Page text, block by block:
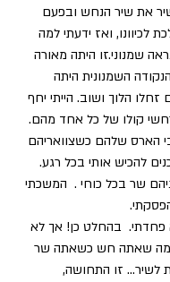
את שיר הנחש ובפעם
לכיוונו, ואז ידעתי למה
שמנוני.זו היתה מאורה
השמנונית היתה
הלוך ושוב. הייתי יחף
קולו של כל אחד מהם.
הארס שלהם כשצוואריהם
להכיש אותי בכל רגע.
שר בכל כוחי .  המשכתי
בהחלט כן! אך לא
שאתה חש כשאתה שר
לשיר... זו התחושה,